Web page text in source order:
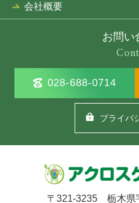
会社概要
お問い
028-688-0714
プライバ
〒321-3235 栃木県